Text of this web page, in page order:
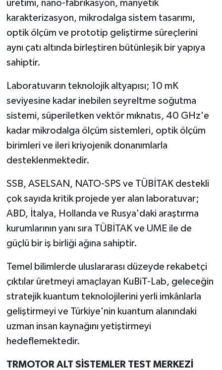
üretimi, nano-fabrikasyon, manyetik
karakterizasyon, mikrodalga sistem tasarımı,
optik ölçüm ve prototip geliştirme süreçlerini
aynı çatı altında birleştiren bütünleşik bir yapıya
sahiptir.
Laboratuvarın teknolojik altyapısı; 10 mK
seviyesine kadar inebilen seyreltme soğutma
sistemi, süperiletken vektör mıknatıs, 40 GHz'e
kadar mikrodalga ölçüm sistemleri, optik ölçüm
birimleri ve ileri kriyojenik donanımlarla
desteklenmektedir.
SSB, ASELSAN, NATO-SPS ve TÜBİTAK destekli
çok sayıda kritik projede yer alan laboratuvar;
ABD, İtalya, Hollanda ve Rusya'daki araştırma
kurumlarının yanı sıra TÜBİTAK ve UME ile de
güçlü bir iş birliği ağına sahiptir.
Temel bilimlerde uluslararası düzeyde rekabetçi
çıktılar üretmeyi amaçlayan KuBiT-Lab, geleceğin
stratejik kuantum teknolojilerini yerli imkânlarla
geliştirmeyi ve Türkiye'nin kuantum alanındaki
uzman insan kaynağını yetiştirmeyi
hedeflemektedir.
TRMOTOR ALT SİSTEMLER TEST MERKEZİ